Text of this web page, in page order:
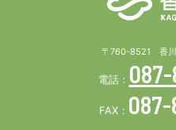
〒760-8521 香川
電話：
FAX： 087-